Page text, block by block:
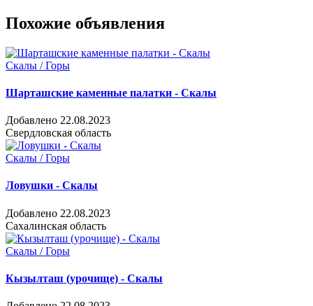
Похожие объявления
Скалы / Горы
Шарташские каменные палатки - Скалы
Добавлено 22.08.2023
Свердловская область
Скалы / Горы
Ловушки - Скалы
Добавлено 22.08.2023
Сахалинская область
Скалы / Горы
Кызылташ (урочище) - Скалы